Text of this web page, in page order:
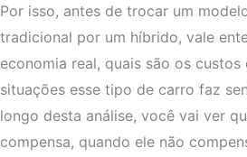
Por isso, antes de trocar um
tradicional por um híbrido, vale
economia real, quais são os
situações esse tipo de carro faz
longo desta análise, você vai ver
compensa, quando ele não